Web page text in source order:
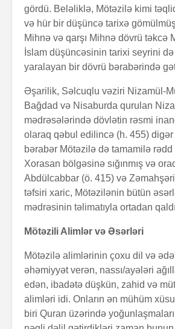
gördü. Beləliklə, Mötəzilə kimi
və hür bir düşüncə tarixə
Mihnə və qarşı Mihnə dövrü təkcə
İslam düşüncəsinin tarixi seyrini
yaralayan bir dövrü bərabərində
Əşarilik, Səlcuqlu vəziri Nizamül-
Bağdad və Nisaburda qurulan
mədrəsələrində dövlətin rəsmi
olaraq qəbul edilincə (h. 455)
bərabər Mötəzilə də tamamilə
Xorasan bölgəsinə sığınmış və
Abdülcabbar (ö. 415) və
təfsiri xaric, Mötəzilənin bütün
mədrəsinin təlimatıyla ortadan
Mötəzili Alimlər və Əsərləri
Mötəzilə alimlərinin çoxu dil və
əhəmiyyət verən, nassı/ayələri
edən, ibadətə düşkün, zahid və
alimləri idi. Onların ən mühüm
biri Quran üzərində